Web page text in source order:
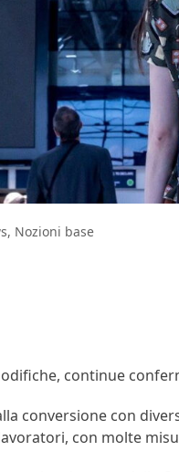
, Nozioni base
continue
conversione con
con molte